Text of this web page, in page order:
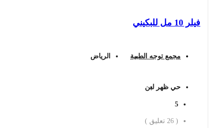
فيلر 10 مل للبكيني
مجمع توجه الطبية الرياض
حي ظهر لبن
26 تعليق )